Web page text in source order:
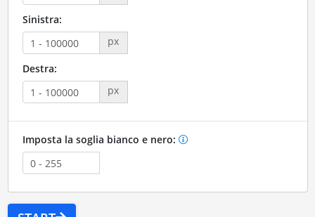
Sinistra:
px
Destra:
px
Imposta la soglia bianco e nero: